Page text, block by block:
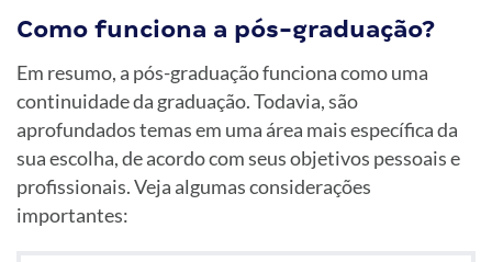
Como funciona a pós-graduação?
Em resumo, a pós-graduação funciona como uma
continuidade da graduação. Todavia, são
aprofundados temas em uma área mais específica da
sua escolha, de acordo com seus objetivos pessoais e
profissionais. Veja algumas considerações
importantes: